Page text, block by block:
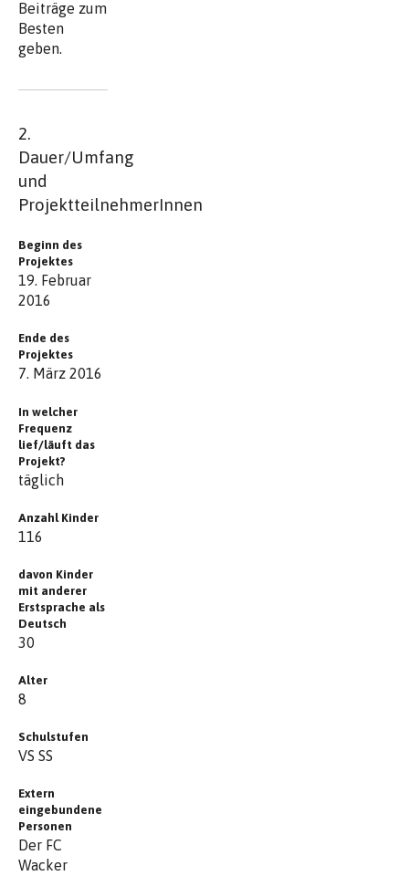
Beiträge zum
Besten
geben.
2.
Dauer/Umfang
und
ProjektteilnehmerInnen
Beginn des
Projektes
19. Februar
2016
Ende des
Projektes
7. März 2016
In welcher
Frequenz
lief/läuft das
Projekt?
täglich
Anzahl Kinder
116
davon Kinder
mit anderer
Erstsprache als
Deutsch
30
Alter
8
Schulstufen
VS SS
Extern
eingebundene
Personen
Der FC
Wacker